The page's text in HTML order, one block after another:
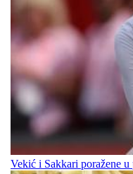
Vekić i Sakkari poražene